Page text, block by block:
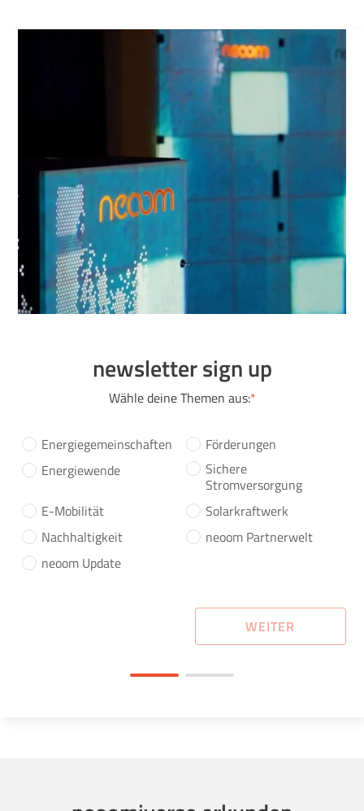
newsletter sign up
Wähle deine Themen aus:*
Energiegemeinschaften
Förderungen
Energiewende
Sichere
Stromversorgung
E-Mobilität
Solarkraftwerk
Nachhaltigkeit
neoom Partnerwelt
neoom Update
WEITER